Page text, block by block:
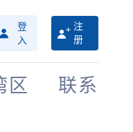
登
入
注
册
区 联系